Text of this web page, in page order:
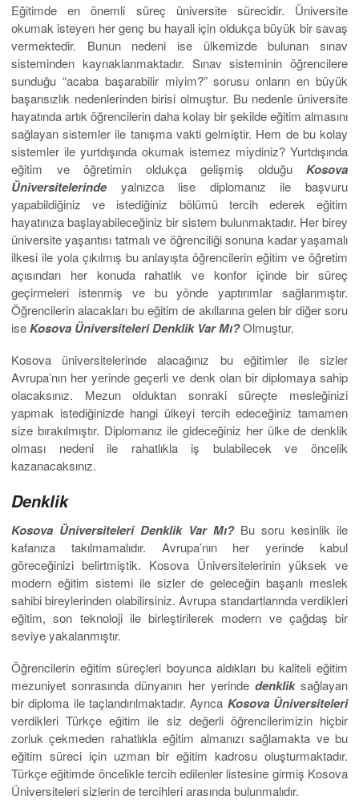
Eğitimde en önemli süreç üniversite sürecidir. Üniversite
okumak isteyen her genç bu hayali için oldukça büyük bir savaş
vermektedir. Bunun nedeni ise ülkemizde bulunan sınav
sisteminden kaynaklanmaktadır. Sınav sisteminin öğrencilere
sunduğu “acaba başarabilir miyim?” sorusu onların en büyük
başarısızlık nedenlerinden birisi olmuştur. Bu nedenle üniversite
hayatında artık öğrencilerin daha kolay bir şekilde eğitim almasını
sağlayan sistemler ile tanışma vakti gelmiştir. Hem de bu kolay
sistemler ile yurtdışında okumak istemez miydiniz? Yurtdışında
eğitim ve öğretimin oldukça gelişmiş olduğu Kosova
Üniversitelerindeyalnızca lise diplomanız ile başvuru
yapabildiğiniz ve istediğiniz bölümü tercih ederek eğitim
hayatınıza başlayabileceğiniz bir sistem bulunmaktadır. Her birey
üniversite yaşantısı tatmalı ve öğrenciliği sonuna kadar yaşamalı
ilkesi ile yola çıkılmış bu anlayışta öğrencilerin eğitim ve öğretim
açısından her konuda rahatlık ve konfor içinde bir süreç
geçirmeleri istenmiş ve bu yönde yaptırımlar sağlanmıştır.
Öğrencilerin alacakları bu eğitim de akıllarına gelen bir diğer soru
iseKosova Üniversiteleri Denklik Var Mı?Olmuştur.
Kosova üniversitelerinde alacağınız bu eğitimler ile sizler
Avrupa’nın her yerinde geçerli ve denk olan bir diplomaya sahip
olacaksınız. Mezun olduktan sonraki süreçte mesleğinizi
yapmak istediğinizde hangi ülkeyi tercih edeceğiniz tamamen
size bırakılmıştır. Diplomanız ile gideceğiniz her ülke de denklik
olması nedeni ile rahatlıkla iş bulabilecek ve öncelik
kazanacaksınız.
Denklik
Kosova Üniversiteleri Denklik Var Mı?Bu soru kesinlik ile
kafanıza takılmamalıdır. Avrupa’nın her yerinde kabul
göreceğinizi belirtmiştik. Kosova Üniversitelerinin yüksek ve
modern eğitim sistemi ile sizler de geleceğin başarılı meslek
sahibi bireylerinden olabilirsiniz. Avrupa standartlarında verdikleri
eğitim, son teknoloji ile birleştirilerek modern ve çağdaş bir
seviye yakalanmıştır.
Öğrencilerin eğitim süreçleri boyunca aldıkları bu kaliteli eğitim
mezuniyet sonrasında dünyanın her yerinde denkliksağlayan
bir diploma ile taçlandırılmaktadır. Ayrıca Kosova Üniversiteleri
verdikleri Türkçe eğitim ile siz değerli öğrencilerimizin hiçbir
zorluk çekmeden rahatlıkla eğitim almanızı sağlamakta ve bu
eğitim süreci için uzman bir eğitim kadrosu oluşturmaktadır.
Türkçe eğitimde öncelikle tercih edilenler listesine girmiş Kosova
Üniversiteleri sizlerin de tercihleri arasında bulunmalıdır.